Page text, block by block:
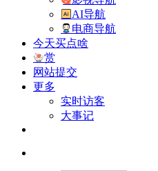
AI导航
电商导航
今天买点啥
赏
网站提交
更多
实时访客
大事记